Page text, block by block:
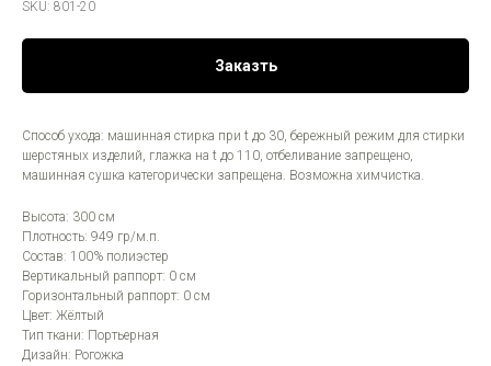
SKU: 801-20
Заказть
Способ ухода: машинная стирка при t до 30, бережный режим для стирки
шерстяных изделий, глажка на t до 110, отбеливание запрещено,
машинная сушка категорически запрещена. Возможна химчистка.
Высота: 300 см
Плотность: 949 гр/м.п.
Состав: 100% полиэстер
Вертикальный раппорт: 0 см
Горизонтальный раппорт: 0 см
Цвет: Жёлтый
Тип ткани: Портьерная
Дизайн: Рогожка